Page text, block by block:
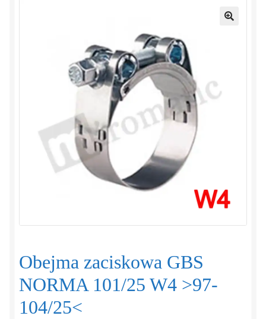
Lista produktów
Regulamin
Sposoby płatności i dostawy
Zwroty i reklamacje
Obejma zaciskowa GBS
NORMA 101/25 W4 >97-
104/25<